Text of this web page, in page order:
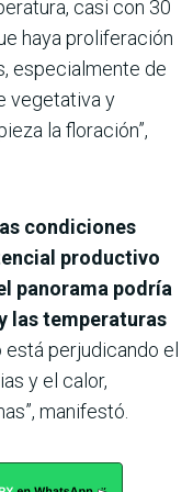
casi con 30
haya proliferación
especialmente de
vegetativa y
la floración”,
condiciones
productivo
panorama podría
las temperaturas
está perjudicando el
y el calor,
manifestó.